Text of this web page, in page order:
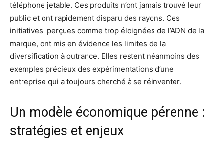
téléphone jetable. Ces produits n’ont jamais trouvé leur
public et ont rapidement disparu des rayons. Ces
initiatives, perçues comme trop éloignées de l’ADN de la
marque, ont mis en évidence les limites de la
diversification à outrance. Elles restent néanmoins des
exemples précieux des expérimentations d’une
entreprise qui a toujours cherché à se réinventer.
Un modèle économique pérenne :
stratégies et enjeux